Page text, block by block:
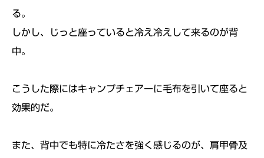
る。
しかし、じっと座っていると冷え冷えして来るのが背
中。
こうした際にはキャンプチェアーに毛布を引いて座ると
効果的だ。
また、背中でも特に冷たさを強く感じるのが、肩甲骨及